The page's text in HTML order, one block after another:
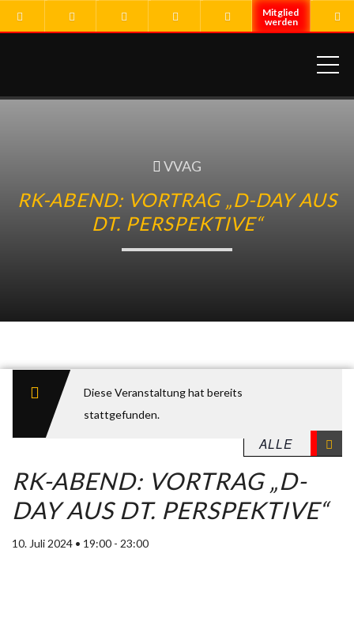
VVAG
RK-ABEND: VORTRAG „D-DAY AUS
DT. PERSPEKTIVE“
Diese Veranstaltung hat bereits
stattgefunden.
RK-ABEND: VORTRAG „D-
DAY AUS DT. PERSPEKTIVE“
10. Juli 2024 • 19:00 - 23:00